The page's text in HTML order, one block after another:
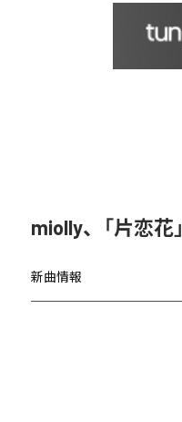
miolly、「片恋花
新曲情報